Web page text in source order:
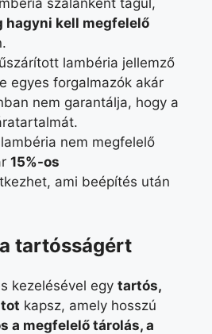
hagyni kell megfelelő
lambéria jellemző
egyes forgalmazók akár
nem garantálja, hogy a
nem megfelelő
15%-os
ami beépítés után
tartósságért
kezelésével egy tartós,
kapsz, amely hosszú
a megfelelő tárolás, a